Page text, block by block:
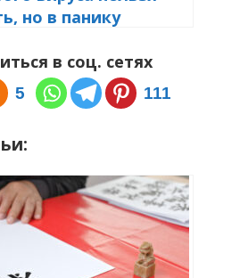
но в панику
в соц. сетях
5 111